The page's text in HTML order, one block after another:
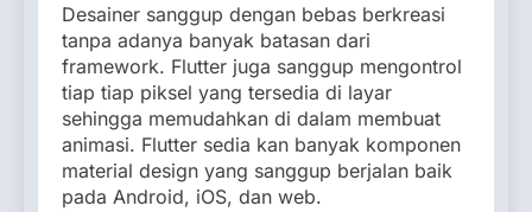
Desainer sanggup dengan bebas berkreasi
tanpa adanya banyak batasan dari
framework. Flutter juga sanggup mengontrol
tiap tiap piksel yang tersedia di layar
sehingga memudahkan di dalam membuat
animasi. Flutter sedia kan banyak komponen
material design yang sanggup berjalan baik
pada Android, iOS, dan web.